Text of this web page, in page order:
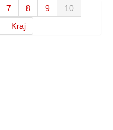
7 8 9
10
Kraj